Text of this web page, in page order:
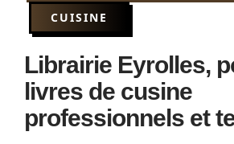
CUISINE
Librairie Eyrolles,
livres de cusine
professionnels et